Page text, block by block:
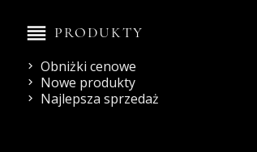
reorder PRODUKTY
Obniżki cenowe
Nowe produkty
Najlepsza sprzedaż